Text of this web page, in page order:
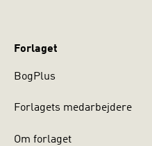
Forlaget
BogPlus
Forlagets medarbejdere
Om forlaget